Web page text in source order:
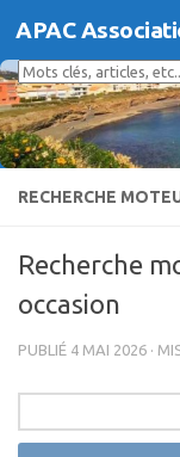
Skip to content
RECHERCHE
Recherche
occasion
PUBLIÉ 4 MAI 2026 ·